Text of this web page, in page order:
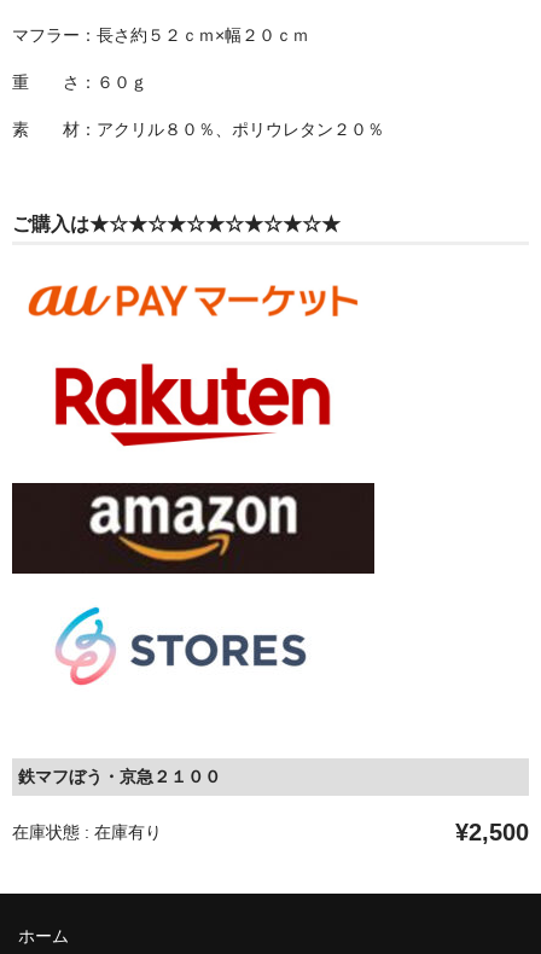
マフラー：長さ約５２ｃｍ×幅２０ｃｍ
重 さ：６０ｇ
素 材：アクリル８０％、ポリウレタン２０％
ご購入は★☆★☆★☆★☆★☆★☆★
鉄マフぼう・京急２１００
在庫状態 : 在庫有り ¥2,500
ホーム